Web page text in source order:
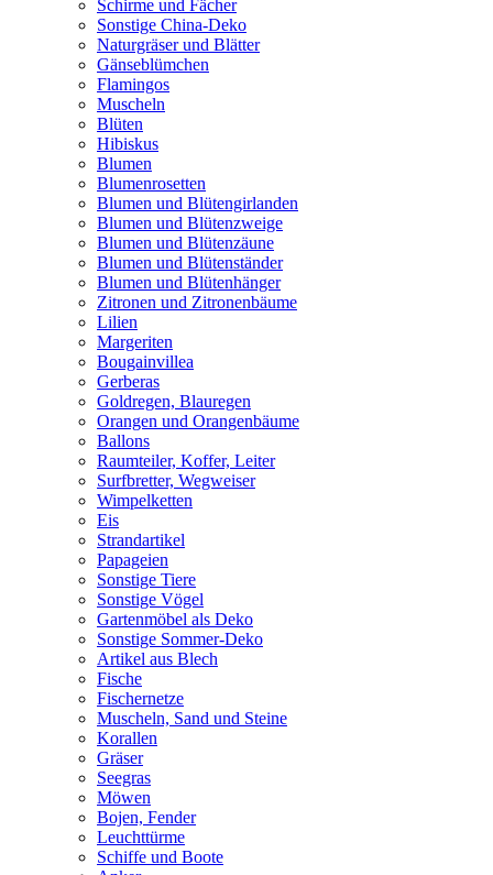
Schirme und Fächer
Sonstige China-Deko
Naturgräser und Blätter
Gänseblümchen
Flamingos
Muscheln
Blüten
Hibiskus
Blumen
Blumenrosetten
Blumen und Blütengirlanden
Blumen und Blütenzweige
Blumen und Blütenzäune
Blumen und Blütenständer
Blumen und Blütenhänger
Zitronen und Zitronenbäume
Lilien
Margeriten
Bougainvillea
Gerberas
Goldregen, Blauregen
Orangen und Orangenbäume
Ballons
Raumteiler, Koffer, Leiter
Surfbretter, Wegweiser
Wimpelketten
Eis
Strandartikel
Papageien
Sonstige Tiere
Sonstige Vögel
Gartenmöbel als Deko
Sonstige Sommer-Deko
Artikel aus Blech
Fische
Fischernetze
Muscheln, Sand und Steine
Korallen
Gräser
Seegras
Möwen
Bojen, Fender
Leuchttürme
Schiffe und Boote